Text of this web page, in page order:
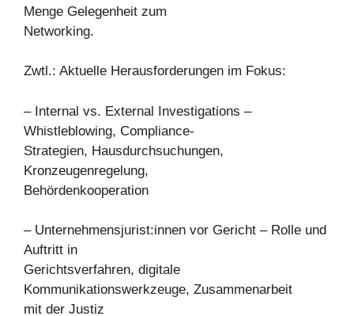
Menge Gelegenheit zum
Networking.
Zwtl.: Aktuelle Herausforderungen im Fokus:
– Internal vs. External Investigations –
Whistleblowing, Compliance-
Strategien, Hausdurchsuchungen,
Kronzeugenregelung,
Behördenkooperation
– Unternehmensjurist:innen vor Gericht – Rolle und
Auftritt in
Gerichtsverfahren, digitale
Kommunikationswerkzeuge, Zusammenarbeit
mit der Justiz